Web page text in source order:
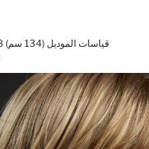
قياسات الموديل (134 سم) 9/8 سنوات Beden - 1,44cm